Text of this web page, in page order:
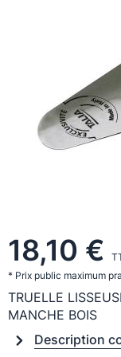
18,10 €
* Prix public maximum
TRUELLE
MANCHE BOIS
Description